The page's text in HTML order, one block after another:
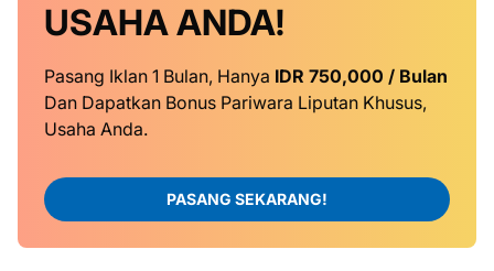
USAHA ANDA!
Pasang Iklan 1 Bulan, Hanya IDR 750,000 / Bulan
Dan Dapatkan Bonus Pariwara Liputan Khusus,
Usaha Anda.
PASANG SEKARANG!